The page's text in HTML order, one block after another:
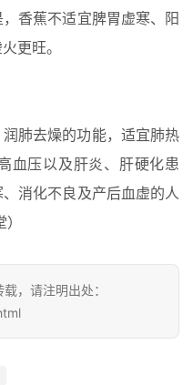
香蕉不适宜脾胃虚寒、阳
更旺。
肺去燥的功能，适宜肺热
血压以及肝炎、肝硬化患
消化不良及产后血虚的人
，请注明出处：